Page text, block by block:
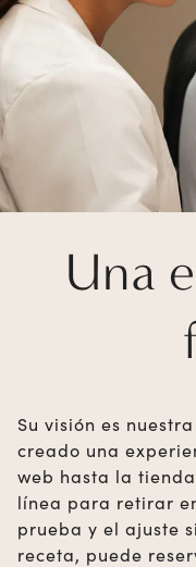
Una
Su visión es
creado una
web hasta la
línea para retirar
prueba y el ajuste
receta, puede